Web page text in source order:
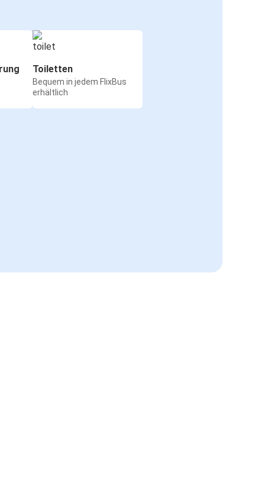
Toiletten
Bequem in jedem FlixBus
erhältlich